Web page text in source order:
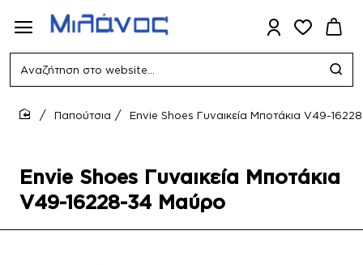
Αναζήτηση
website...
Envie Shoes Γυναικεία Μποτάκια
V49-16228-34 Μαύρο
Παπούτσια Envie Shoes Γυναικεία Μποτάκια V49-